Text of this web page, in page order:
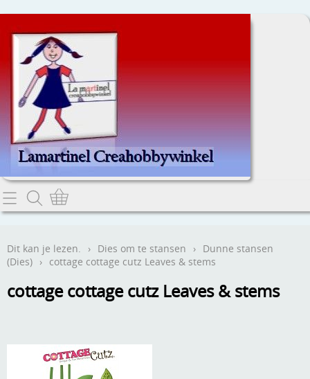
Home
Contact
Webwinkel
Aanbiedingen
Verzend - en verpakkingsk
Dit kan je lezen. › Dies om te stansen › Dunne stansen
(Dies) › cottage cottage cutz Leaves & stems
cottage cottage cutz Leaves & stems